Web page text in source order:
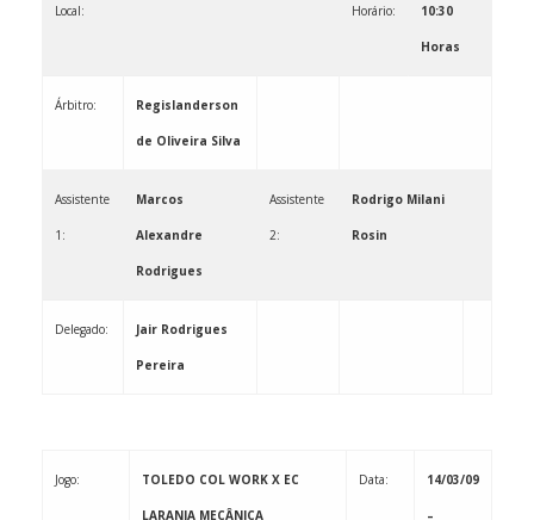
Local: Horário: 10:30
Horas
Árbitro: Regislanderson
de Oliveira Silva
Assistente
1:
Marcos
Alexandre
Rodrigues
Assistente
2:
Rodrigo Milani
Rosin
Delegado: Jair Rodrigues
Pereira
Jogo: TOLEDO COL WORK X EC
LARANJA MECÂNICA
Data: 14/03/09
–